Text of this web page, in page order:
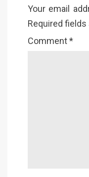
Your email
Required fields
Comment*